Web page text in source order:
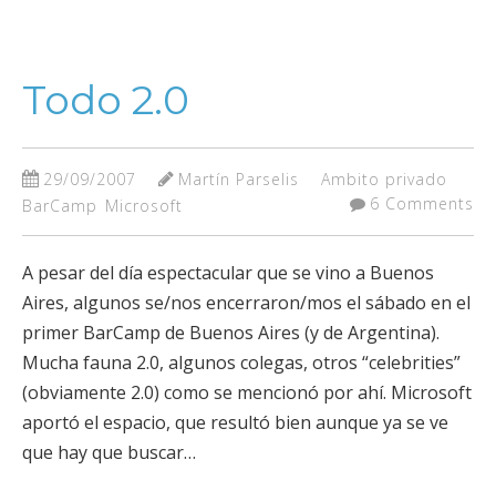
Todo 2.0
29/09/2007 Martín Parselis
Ambito privado
BarCamp Microsoft 6 Comments
A pesar del día espectacular que se vino a Buenos
Aires, algunos se/nos encerraron/mos el sábado en el
primer BarCamp de Buenos Aires (y de Argentina).
Mucha fauna 2.0, algunos colegas, otros “celebrities”
(obviamente 2.0) como se mencionó por ahí. Microsoft
aportó el espacio, que resultó bien aunque ya se ve
que hay que buscar…